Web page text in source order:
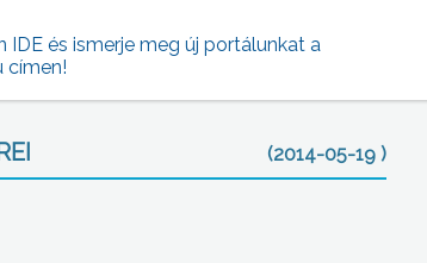
a hétvégén.
(2014-05-19 )
IDE és ismerje meg új portálunkat a
címen!